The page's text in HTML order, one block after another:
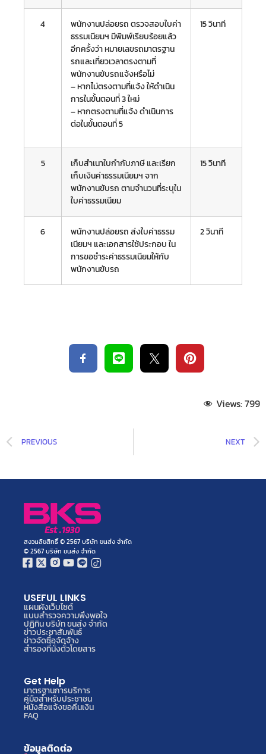
4
พนักงานปล่อยรถ ตรวจสอบใบค่า
ธรรมเนียมฯ มีพิมพ์เรียบร้อยแล้ว
อีกครั้งว่า หมายเลขรถมาตรฐาน
รถและเที่ยวเวลาตรงตามที่
พนักงานขับรถแจ้งหรือไม่
– หากไม่ตรงตามที่แจ้ง ให้ดำเนิน
การในขั้นตอนที่ 3 ใหม่
– หากตรงตามที่แจ้ง ดำเนินการ
ต่อในขั้นตอนที่ 5
15 วินาที
5
เก็บสำเนาใบกำกับภาษี และเรียก
เก็บเงินค่าธรรมเนียมฯ จาก
พนักงานขับรถ ตามจำนวนที่ระบุใน
ใบค่าธรรมเนียม
15 วินาที
6
พนักงานปล่อยรถ ส่งใบค่าธรรม
เนียมฯ และเอกสารใช้ประกอบ ใน
การขอชำระค่าธรรมเนียมให้กับ
พนักงานขับรถ
2 วินาที
Views:799
PREVIOUS NEXT
สงวนลิขสิทธิ์ © 2567 บริษัท ขนส่ง จำกัด
© 2567 บริษัท ขนส่ง จำกัด
USEFUL LINKS
แผนผังเว็บไซต์
แบบสำรวจความพึงพอใจ
ปฏิทิน บริษัท ขนส่ง จำกัด
ข่าวประชาสัมพันธ์
ข่าวจัดซื้อจัดจ้าง
สำรองที่นั่งตั๋วโดยสาร
Get Help
มาตรฐานการบริการ
คู่มือสำหรับประชาชน
หนังสือแจ้งขอคืนเงิน
FAQ
ข้อมูลติดต่อ